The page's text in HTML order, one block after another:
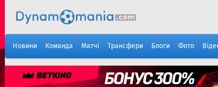
Новини Команда Матчі Трансфери Блоги Фото